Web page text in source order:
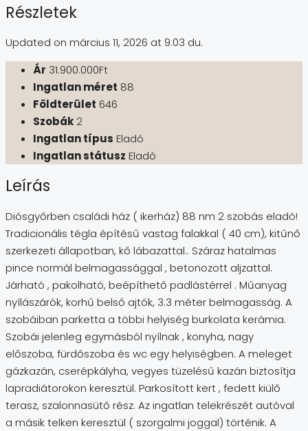
Részletek
Updated on március 11, 2026 at 9:03 du.
Ár 31.900.000Ft
Ingatlan méret 88
Földterület 646
Szobák 2
Ingatlan típus Eladó
Ingatlan státusz Eladó
Leírás
Diósgyőrben családi ház ( ikerház) 88 nm 2 szobás eladó!
Tradicionális tégla építésű vastag falakkal ( 40 cm), kitűnő
szerkezeti állapotban, kő lábazattal.. Száraz hatalmas
pince normál belmagassággal , betonozott aljzattal.
Járható , pakolható, beépíthető padlástérrel . Műanyag
nyílászárók, korhű belső ajtók, 3.3 méter belmagasság. A
szobáiban parketta a többi helyiség burkolata kerámia.
Szobái jelenleg egymásból nyílnak , konyha, nagy
előszoba, fürdőszoba és wc egy helyiségben. A meleget
gázkazán, cserépkályha, vegyes tüzelésű kazán biztosítja
lapradiátorokon keresztül. Parkosított kert , fedett kiülő
terasz, szalonnasütő rész. Az ingatlan telekrészét autóval
a másik telken keresztül ( szorgalmi joggal) történik. A